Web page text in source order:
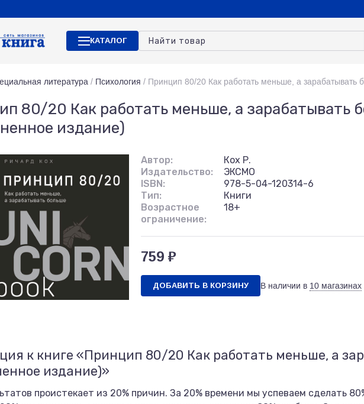
КАТАЛОГ
литература / Психология / Принцип 80/20 Как работать меньше, а зарабатывать
80/20 Как работать меньше, а зарабатывать
издание)
Автор:
Кох Р.
Издательство:
ЭКСМО
ISBN:
978-5-04-120314-6
Тип:
Книги
Возрастное
ограничение:
18+
759 ₽
ДОБАВИТЬ В КОРЗИНУ В наличии в 10 магазинах
к книге «Принцип 80/20 Как работать меньше, а
издание)»
проистекает из 20% причин. За 20% времени мы успеваем сделать